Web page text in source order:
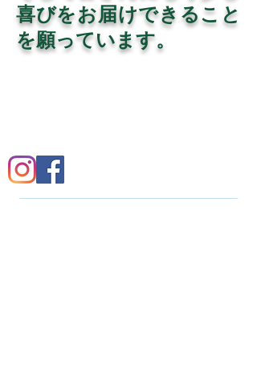
喜びをお届けできること
を願っています。